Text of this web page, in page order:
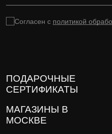
Согласен с политикой
ПОДАРОЧНЫЕ
СЕРТИФИКАТЫ
МАГАЗИНЫ В
МОСКВЕ